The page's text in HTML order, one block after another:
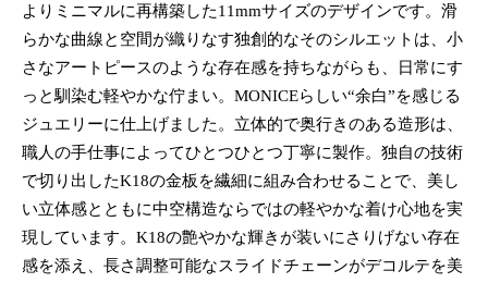
よりミニマルに再構築した11mmサイズのデザインです。滑
らかな曲線と空間が織りなす独創的なそのシルエットは、小
さなアートピースのような存在感を持ちながらも、日常にす
っと馴染む軽やかな佇まい。MONICEらしい“余白”を感じる
ジュエリーに仕上げました。立体的で奥行きのある造形は、
職人の手仕事によってひとつひとつ丁寧に製作。独自の技術
で切り出したK18の金板を繊細に組み合わせることで、美し
い立体感とともに中空構造ならではの軽やかな着け心地を実
現しています。K18の艶やかな輝きが装いにさりげない存在
感を添え、長さ調整可能なスライドチェーンがデコルテを美